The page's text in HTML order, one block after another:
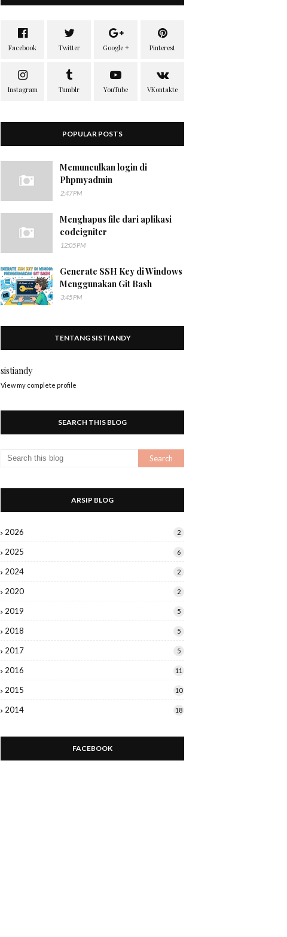
POPULAR POSTS
Memunculkan login di
Phpmyadmin
2:47 PM
Menghapus file dari aplikasi
codeigniter
12:05 PM
Generate SSH Key di Windows
Menggunakan Git Bash
3:45 PM
TENTANG SISTIANDY
sistiandy
View my complete profile
SEARCH THIS BLOG
ARSIP BLOG
2026 2
2025 6
2024 2
2020 2
2019 5
2018 5
2017 5
2016 11
2015 10
2014 18
FACEBOOK